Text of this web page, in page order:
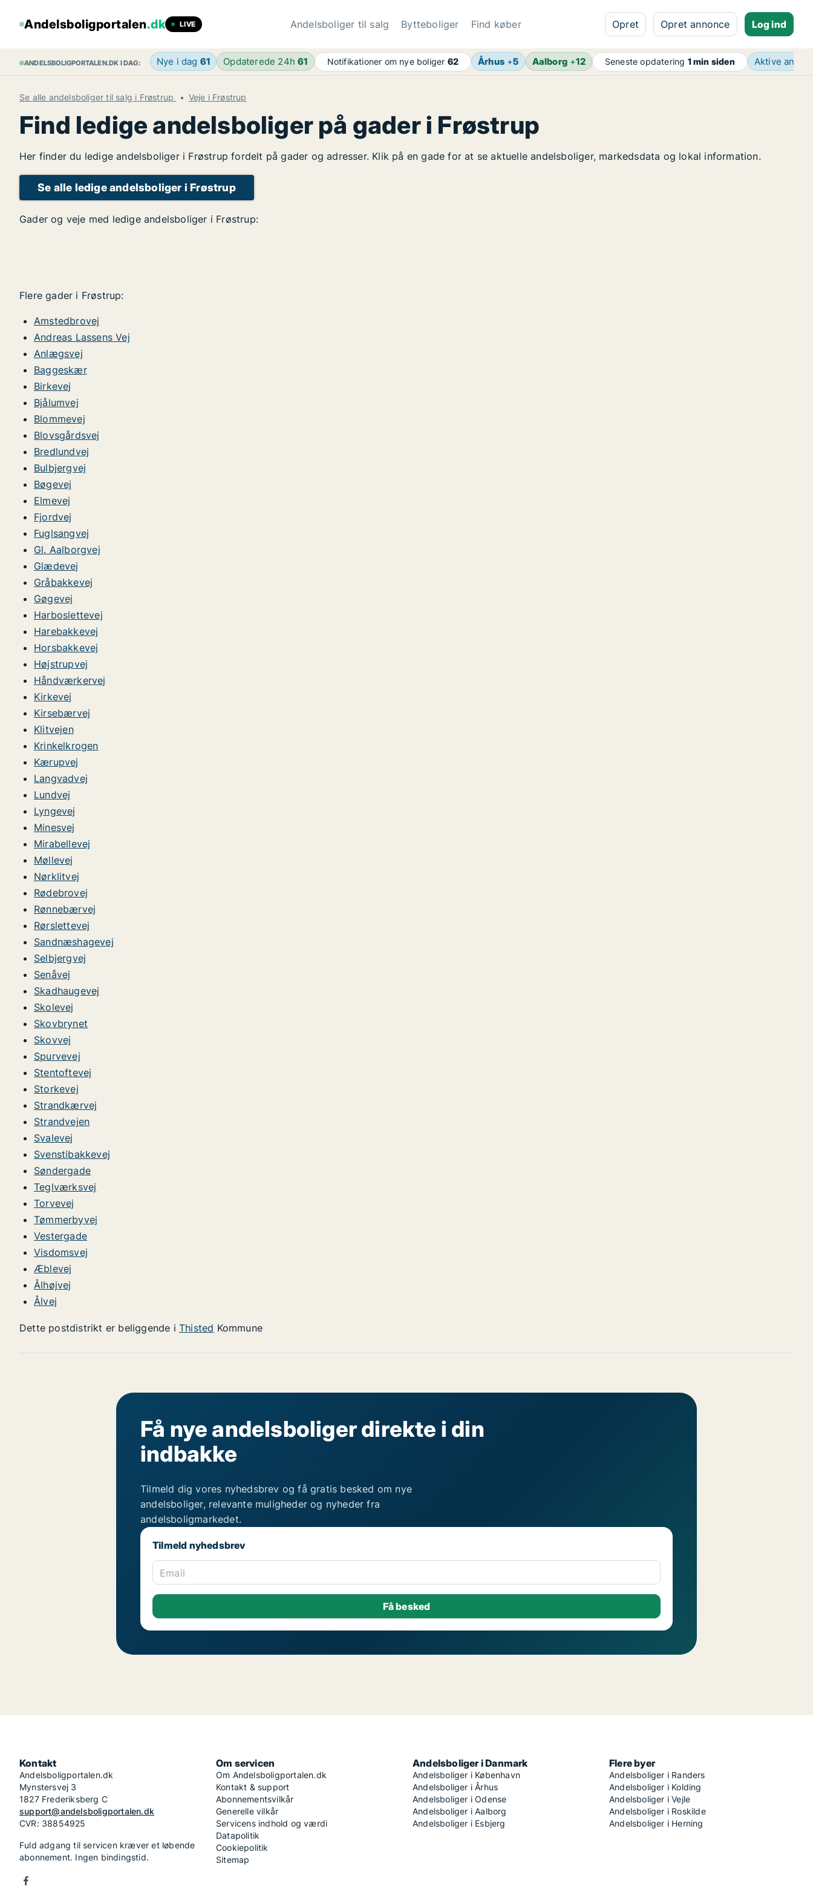
Andelsboligportalen.dk LIVE Andelsboliger til salg Bytteboliger Find køber Opret Opret annonce Log ind
ANDELSBOLIGPORTALEN.DK I DAG: Nye i dag 61 Opdaterede 24h61 Notifikationer om nye boliger 62 Århus +5 Aalborg +12 Seneste opdatering 1 min siden Aktive
Se alle andelsboliger til salg i Frøstrup Veje i Frøstrup
Find ledige andelsboliger på gader i Frøstrup
Her finder du ledige andelsboliger i Frøstrup fordelt på gader og adresser. Klik på en gade for at se aktuelle andelsboliger, markedsdata og lokal information.
Se alle ledige andelsboliger i Frøstrup
Gader og veje med ledige andelsboliger i Frøstrup:
Flere gader i Frøstrup:
Amstedbrovej
Andreas Lassens Vej
Anlægsvej
Baggeskær
Birkevej
Bjålumvej
Blommevej
Blovsgårdsvej
Bredlundvej
Bulbjergvej
Bøgevej
Elmevej
Fjordvej
Fuglsangvej
Gl. Aalborgvej
Glædevej
Gråbakkevej
Gøgevej
Harboslettevej
Harebakkevej
Horsbakkevej
Højstrupvej
Håndværkervej
Kirkevej
Kirsebærvej
Klitvejen
Krinkelkrogen
Kærupvej
Langvadvej
Lundvej
Lyngevej
Minesvej
Mirabellevej
Møllevej
Nørklitvej
Rødebrovej
Rønnebærvej
Rørslettevej
Sandnæshagevej
Selbjergvej
Senåvej
Skadhaugevej
Skolevej
Skovbrynet
Skovvej
Spurvevej
Stentoftevej
Storkevej
Strandkærvej
Strandvejen
Svalevej
Svenstibakkevej
Søndergade
Teglværksvej
Torvevej
Tømmerbyvej
Vestergade
Visdomsvej
Æblevej
Ålhøjvej
Ålvej
Dette postdistrikt er beliggende i Thisted Kommune
Få nye andelsboliger direkte i din
indbakke
Tilmeld dig vores nyhedsbrev og få gratis besked om nye
andelsboliger, relevante muligheder og nyheder fra
andelsboligmarkedet.
Tilmeld nyhedsbrev
Email
Kontakt
Andelsboligportalen.dk
Mynstersvej 3
1827 Frederiksberg C
support@andelsboligportalen.dk
CVR: 38854925
Fuld adgang til servicen kræver et løbende
abonnement. Ingen bindingstid.
Om servicen
Om Andelsboligportalen.dk
Kontakt & support
Abonnementsvilkår
Generelle vilkår
Servicens indhold og værdi
Datapolitik
Cookiepolitik
Sitemap
Andelsboliger i Danmark
Andelsboliger i København
Andelsboliger i Århus
Andelsboliger i Odense
Andelsboliger i Aalborg
Andelsboliger i Esbjerg
Flere byer
Andelsboliger i Randers
Andelsboliger i Kolding
Andelsboliger i Vejle
Andelsboliger i Roskilde
Andelsboliger i Herning